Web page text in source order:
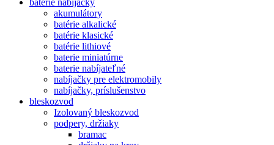
batérie nabíjačky
akumulátory
batérie alkalické
batérie klasické
batérie lithiové
baterie miniatúrne
baterie nabíjateľné
nabíjačky pre elektromobily
nabíjačky, príslušenstvo
bleskozvod
Izolovaný bleskozvod
podpery, držiaky
bramac